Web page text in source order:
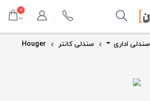
۰
صندلی اداری صندلی کانتر Houger